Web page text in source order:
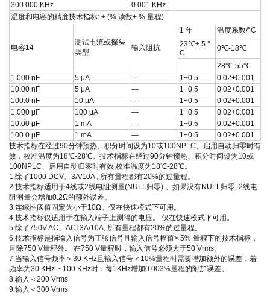
300.000 KHz
0.001 KHz
温度和电容的精度技术指标: ± (% 读数+ % 量程)
电容14
测试电流或探头
类型
输入阻抗
1 年
温度系数/°C
23℃± 5 °
C
0℃-18℃
28℃-55℃
1.000 nF
5 μA — 1+0.5
0.02+0.001
10.00 nF
5 μA — 1+0.5
0.02+0.001
100.0 nF
10 μA — 1+0.5
0.02+0.001
1.000 μF 100 μA — 1+0.5
0.02+0.001
10.00 μF 1 mA — 1+0.5
0.02+0.001
100.0 μF 1 mA — 1+0.5
0.02+0.001
技术指标在经过90分钟预热、积分时间设为10或100NPLC、启用自动归零时有
效，校准温度为18℃-28℃。技术指标在经过90分钟预热、积分时间设为10或
100NPLC、启用自动归零时有效,校准温度为18℃-28℃。
1.除了1000 DCV、3A/10A , 所有量程都有20%的过量程。
2.技术指标适用于4线或2线电阻测量(NULL归零) 。如果没有NULL归零, 2线电
阻测量会增加0.2Ω的额外误差。
3.连续性阈值固定为小于10Ω。仅在快速模式下可用。
4.技术指标仅适用于在输入端子上测得的电压。 仅在快速模式下可用。
5.除了750V AC、ACI 3A/10A, 所有量程都有20%的过量程。
6.技术指标是指输入信号为正弦信号且输入信号幅值> 5% 量程下的技术指标，
且除750 V量程外。 在750 V量程时，输入信号必须大于50 Vrms。
7.当输入信号频率＞30 KHz且输入信号＜10%量程时需要增加额外的误差，若
频率为30 KHz ~ 100 KHz时：每1KHz增加0.003%量程的附加误差。
8.输入＜200 Vrms
9.输入＜300 Vrms